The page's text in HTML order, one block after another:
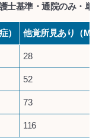
士基準・通院のみ・単
） 他覚所見あり（
28
52
73
116